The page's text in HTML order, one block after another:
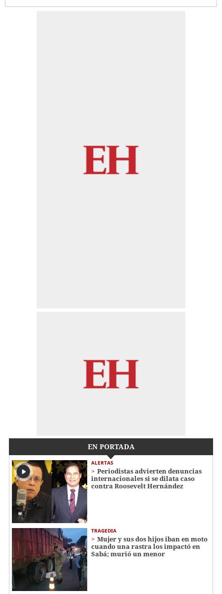
EN PORTADA
ALERTAS
Periodistas advierten denuncias
internacionales si se dilata caso
contra Roosevelt Hernández
TRAGEDIA
Mujer y sus dos hijos iban en moto
cuando una rastra los impactó en
Sabá; murió un menor